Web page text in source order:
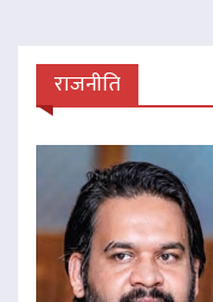
राजनीति